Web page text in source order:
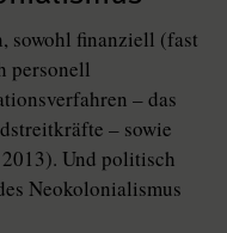
sowohl finanziell (fast
personell
– das
– sowie
Und politisch
Neokolonialismus